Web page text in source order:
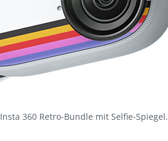
Insta 360 Retro-Bundle mit Selfie-Spiegel.